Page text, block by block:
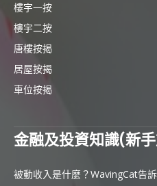
樓宇一按
樓宇二按
唐樓按揭
居屋按揭
車位按揭
金融及投資知識(新
被動收入是什麼？WavingCat告